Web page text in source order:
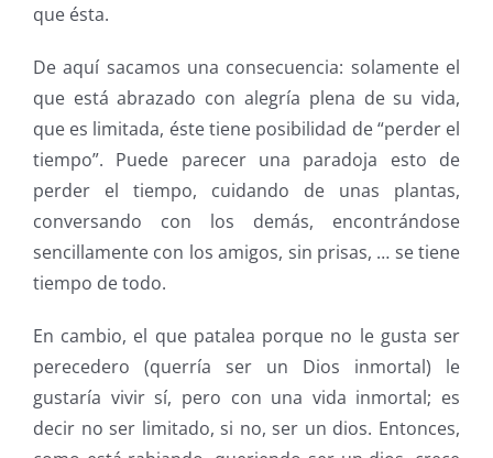
que ésta.
De aquí sacamos una consecuencia: solamente el
que está abrazado con alegría plena de su vida,
que es limitada, éste tiene posibilidad de “perder el
tiempo”. Puede parecer una paradoja esto de
perder el tiempo, cuidando de unas plantas,
conversando con los demás, encontrándose
sencillamente con los amigos, sin prisas, … se tiene
tiempo de todo.
En cambio, el que patalea porque no le gusta ser
perecedero (querría ser un Dios inmortal) le
gustaría vivir sí, pero con una vida inmortal; es
decir no ser limitado, si no, ser un dios. Entonces,